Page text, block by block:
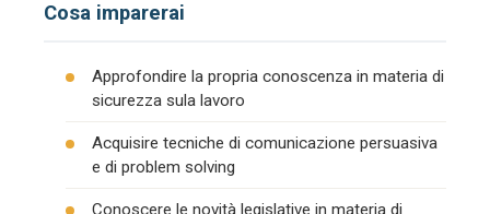
Cosa imparerai
Approfondire la propria conoscenza in materia di
sicurezza sula lavoro
Acquisire tecniche di comunicazione persuasiva
e di problem solving
Conoscere le novità legislative in materia di